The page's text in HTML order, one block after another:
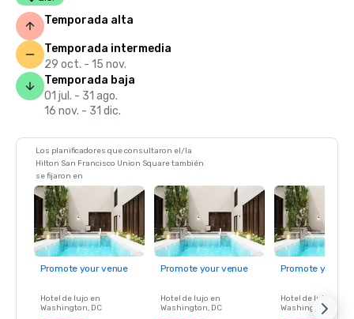
Temporada alta
Temporada intermedia
29 oct. - 15 nov.
Temporada baja
01 jul. - 31 ago.
16 nov. - 31 dic.
Los planificadores que consultaron el/la
Hilton San Francisco Union Square también
se fijaron en
Promote your venue
Hotel de lujo en
Washington, DC
Promote your venue
Hotel de lujo en
Washington, DC
Promote your
Hotel de lujo en
Washington